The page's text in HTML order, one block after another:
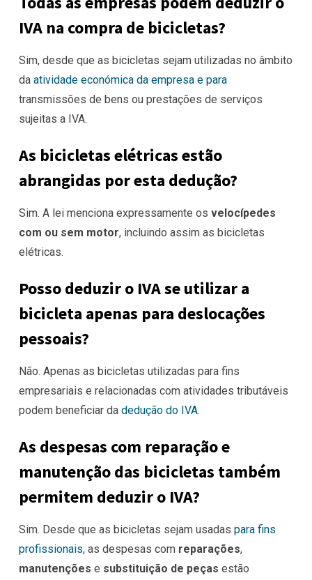
IVA na compra de bicicletas?
Sim, desde que as bicicletas sejam utilizadas no âmbito
da atividade económica da empresa e para
transmissões de bens ou prestações de serviços
sujeitas a IVA.
As bicicletas elétricas estão
abrangidas por esta dedução?
Sim. A lei menciona expressamente os velocípedes
com ou sem motor, incluindo assim as bicicletas
elétricas.
Posso deduzir o IVA se utilizar a
bicicleta apenas para deslocações
pessoais?
Não. Apenas as bicicletas utilizadas para fins
empresariais e relacionadas com atividades tributáveis
podem beneficiar da dedução do IVA.
As despesas com reparação e
manutenção das bicicletas também
permitem deduzir o IVA?
Sim. Desde que as bicicletas sejam usadas para fins
profissionais, as despesas com reparações,
manutenções e substituição de peças estão